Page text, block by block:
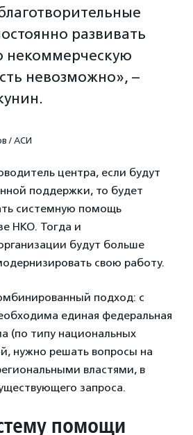
развивать
некоммерческую
невозможно», –
/ АСИ
центра, если будут
поддержки, то будет
системную помощь
НКО. Тогда и
будут больше
свою работу.
подход: с
единая федеральная
(по типу национальных
нужно решать вопросы на
властями, в
запроса.
помощи